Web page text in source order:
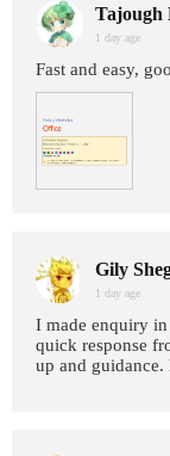
Tajough
1 day age
Fast and easy,
Gily
1 day age
I made enquiry
quick response
up and